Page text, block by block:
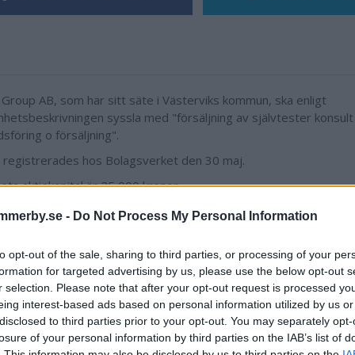
- Do Not Process My Personal Information
opt-out of the sale, sharing to third parties, or processing of your
for targeted advertising by us, please use the below opt-out
selection. Please note that after your opt-out request is processed
interest-based ads based on personal information utilized by us
to third parties prior to your opt-out. You may separately
of your personal information by third parties on the IAB’s list of
Group AB, som har sitt säte i Västerviks kommun, ska enligt
syssla med "försäljning av självtester konsult
o försäljning".
registrerades hos Bolagsverket den 30 maj.
aktiekapital är 25 000 kronor.
är Thomas Andersson, 50 år.
av självtester konsult inom marknadsföring o försäljning samt